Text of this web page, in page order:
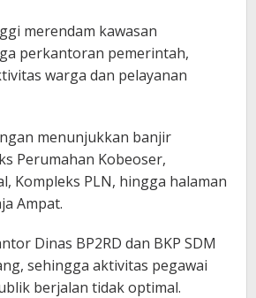
merendam kawasan
perkantoran pemerintah,
warga dan pelayanan
menunjukkan banjir
Perumahan Kobeoser,
Kompleks PLN, hingga halaman
Ampat.
Dinas BP2RD dan BKP SDM
sehingga aktivitas pegawai
berjalan tidak optimal.